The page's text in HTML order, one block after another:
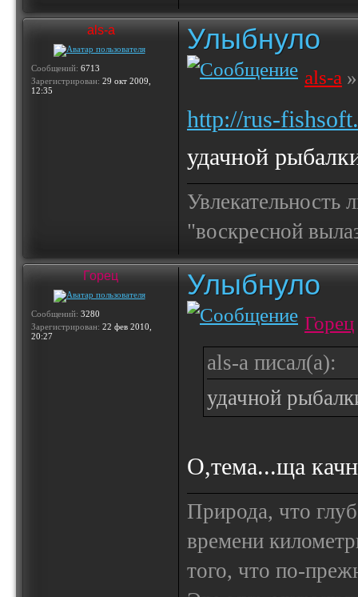
als-a
Сообщений: 6713
Зарегистрирован: 29 окт 2009,
12:35
Улыбнуло
als-a
http://rus-
удачной
Увлекательность
"воскресной
Горец
Сообщений: 3280
Зарегистрирован: 22 фев 2010,
20:27
Улыбнуло
Горец
als-a писал(а):
удачной
О,тема...ща
Природа, что
времени
того, что по-